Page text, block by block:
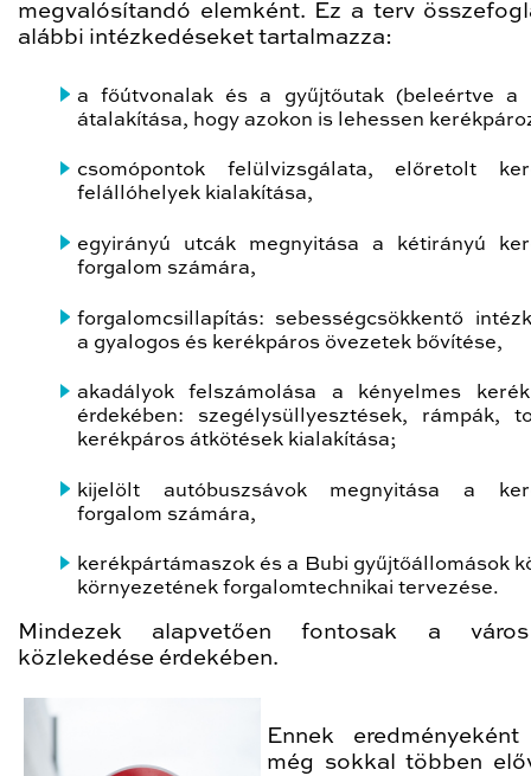
megvalósítandó elemként. Ez a terv
alábbi intézkedéseket tartalmazza:
a főútvonalak és a gyűjtőutak (beleértve a
átalakítása, hogy azokon is lehessen
csomópontok felülvizsgálata, előretolt
felállóhelyek kialakítása,
egyirányú utcák megnyitása a kétirányú
forgalom számára,
forgalomcsillapítás: sebességcsökkentő
a gyalogos és kerékpáros övezetek bővítése,
akadályok felszámolása a kényelmes
érdekében: szegélysüllyesztések, rámpák,
kerékpáros átkötések kialakítása;
kijelölt autóbuszsávok megnyitása a
forgalom számára,
kerékpártámaszok és a Bubi gyűjtőállomások
környezetének forgalomtechnikai tervezése.
Mindezek alapvetően fontosak a
közlekedése érdekében.
Ennek
még sokkal többen